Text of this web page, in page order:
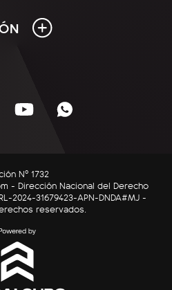
Nº 1732
- Dirección Nacional del Derecho
2024-31679423-APN-DNDA#MJ -
reservados.